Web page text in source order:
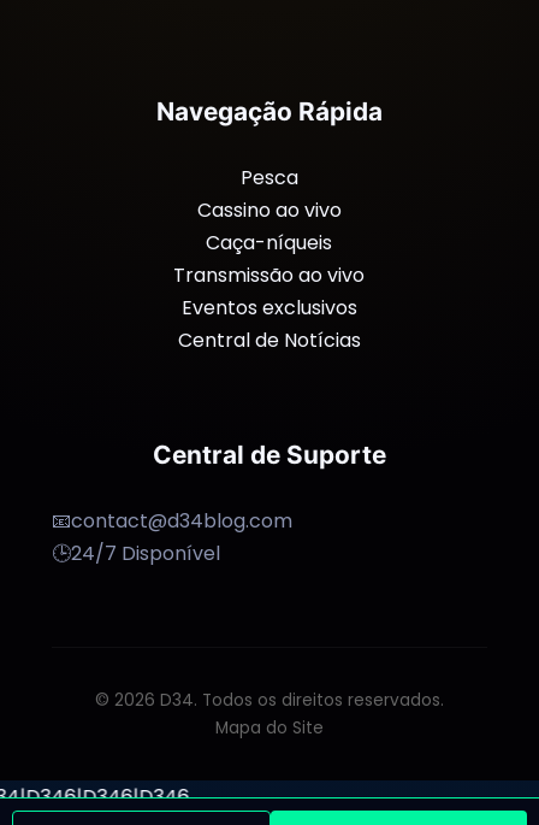
Navegação Rápida
Pesca
Cassino ao vivo
Caça-níqueis
Transmissão ao vivo
Eventos exclusivos
Central de Notícias
Central de Suporte
📧contact@d34blog.com
🕒24/7 Disponível
© 2026 D34. Todos os direitos reservados.
Mapa do Site
|D346